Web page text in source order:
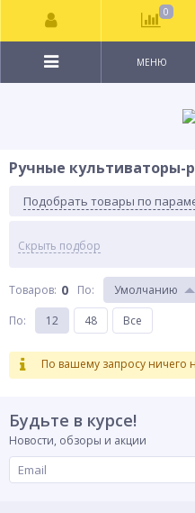
МЕНЮ
Ручные культиваторы-
Подобрать товары по
Скрыть подбор
Товаров: 0 По: Умолчанию
По: 12 48 Все
По вашему запросу ничего
Будьте в курсе!
Новости, обзоры и акции
0